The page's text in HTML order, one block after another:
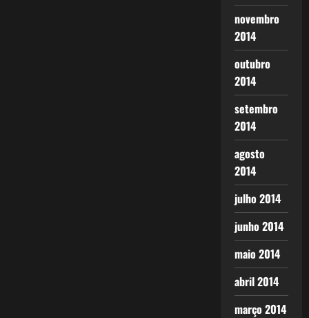
novembro
2014
outubro
2014
setembro
2014
agosto
2014
julho 2014
junho 2014
maio 2014
abril 2014
março 2014